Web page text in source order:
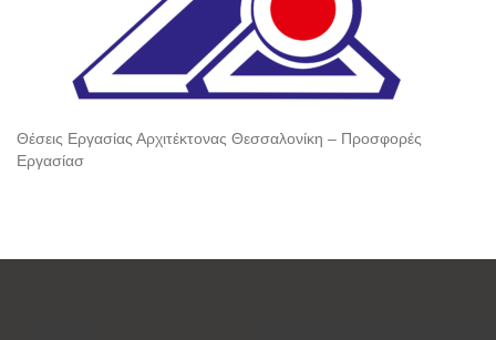
Θέσεις Εργασίας Αρχιτέκτονας Θεσσαλονίκη – Προσφορές
Εργασίασ